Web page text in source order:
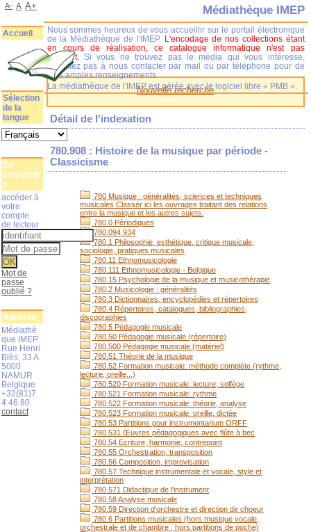
Nouvelle recherche
Détail de l'indexation
780.908 : Histoire de la musique par période -
Classicisme
780 Musique : généralités, sciences et techniques
musicales Classer ici les ouvrages traitant des relations
entre la musique et les autres sujets.
780.0 Périodiques
780.094 934
780.1 Philosophie, esthétique, critique musicale,
sociologie, pratiques musicales
780.11 Ethnomusicologie
780.111 Ethnomusicologie - Belgique
780.15 Psychologie de la musique et musicothérapie
780.2 Musicologie : généralités
780.3 Dictionnaires, encyclopédies et répertoires
780.4 Répertoires, catalogues, bibliographies,
discographies
780.5 Pédagogie musicale
780.50 Pédagogie musicale (répertoire)
780.500 Pédagogie musicale (matériel)
780.51 Théorie de la musique
780.52 Formation musicale: méthode complète (rythme,
lecture, oreille...)
780.520 Formation musicale: lecture, solfège
780.521 Formation musicale: rythme
780.522 Formation musicale: théorie, analyse
780.523 Formation musicale: oreille, dictée
780.53 Partitions pour instrumentarium ORFF
780.531 Œuvres pédagogiques avec flûte à bec
780.54 Ecriture, harmonie, contrepoint
780.55 Orchestration, transposition
780.56 Composition, improvisation
780.57 Technique instrumentale et vocale, style et
interprétation
780.571 Didactique de l'instrument
780.58 Analyse musicale
780.59 Direction d'orchestre et direction de choeur
780.6 Partitions musicales (hors musique vocale,
orchestrale et de chambre ; hors partitions de poche)
Médiathèque IMEP
Nous sommes heureux de vous accueillir sur le portail électronique
de la Médiathèque de l'IMEP. L'encodage de nos collections étant
en cours de réalisation, ce catalogue informatique n'est pas
complet.
Si vous ne trouvez pas le média qui vous intéresse,
n'hésitez pas à nous contacter par mail ou par téléphone pour de
plus amples renseignements.
La médiathèque de l'IMEP est gérée avec le logiciel libre « PMB ».
A- A A+
Accueil
Sélection
de la
langue
Se
connecte
r
accéder à
votre
compte
de lecteur
Mot de
passe
oublié ?
Adresse
Médiathè
que IMEP
Rue Henri
Blès, 33 A
5000
NAMUR
Belgique
+32(81)7
4.46.80.
contact